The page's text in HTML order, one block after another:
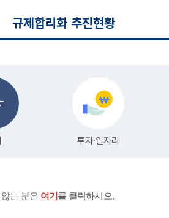
는 분은 여기를 클릭하시오.